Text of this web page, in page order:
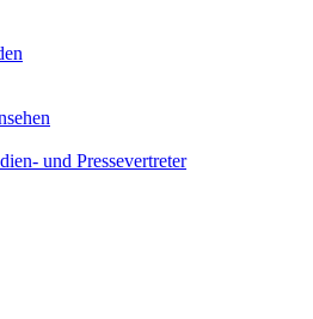
und Pressevertreter